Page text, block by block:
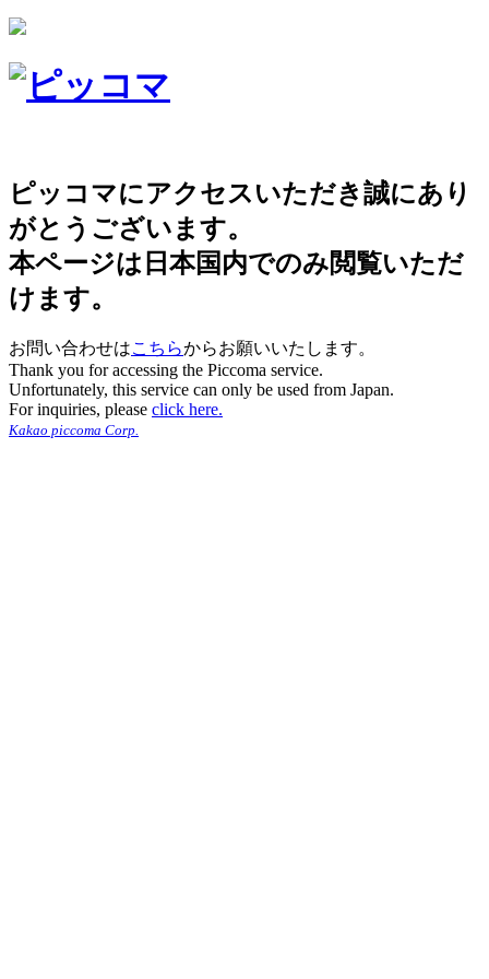
ピッコマにアクセスいただき誠にあり
がとうございます。
本ページは日本国内でのみ閲覧いただ
けます。
お問い合わせはこちらからお願いいたします。
Thank you for accessing the Piccoma service.
Unfortunately, this service can only be used from Japan.
For inquiries, please click here.
Kakao piccoma Corp.